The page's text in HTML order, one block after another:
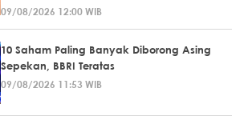
09/08/2026 12:00 WIB
10 Saham Paling Banyak Diborong Asing
Sepekan, BBRI Teratas
09/08/2026 11:53 WIB